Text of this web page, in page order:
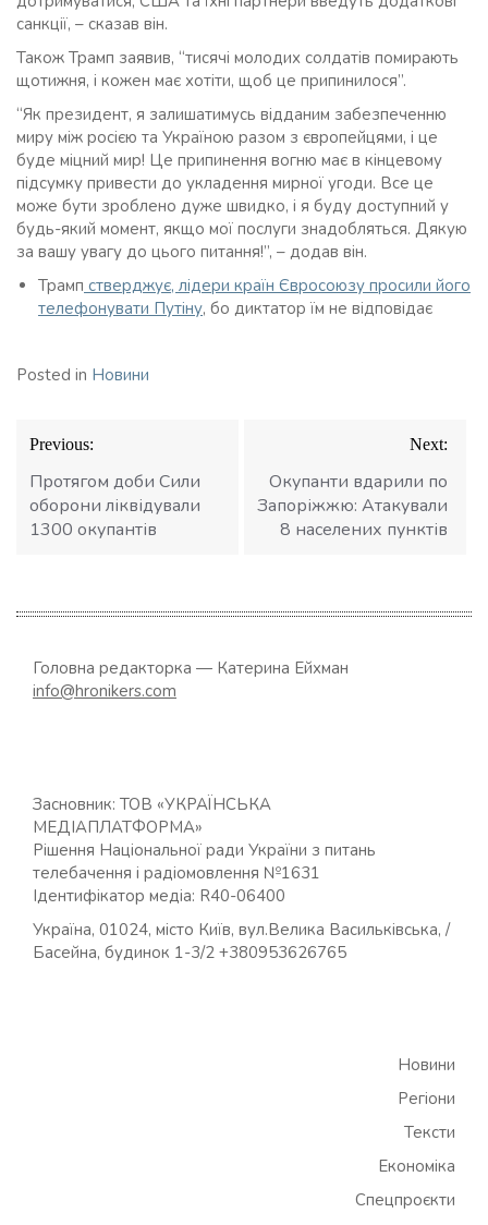
санкції, – сказав він.
Також Трамп заявив, “тисячі молодих солдатів помирають
щотижня, і кожен має хотіти, щоб це припинилося”.
“Як президент, я залишатимусь відданим забезпеченню
миру між росією та Україною разом з європейцями, і це
буде міцний мир! Це припинення вогню має в кінцевому
підсумку привести до укладення мирної угоди. Все це
може бути зроблено дуже швидко, і я буду доступний у
будь-який момент, якщо мої послуги знадобляться. Дякую
за вашу увагу до цього питання!”, – додав він.
Трамп стверджує, лідери країн Євросоюзу просили його
телефонувати Путіну, бо диктатор їм не відповідає
Posted in Новини
Навігація
записів
Previous:
Протягом доби Сили
оборони ліквідували
1300 окупантів
Next:
Окупанти вдарили по
Запоріжжю: Атакували
8 населених пунктів
Головна редакторка — Катерина Ейхман
info@hronikers.com
Засновник: ТОВ «УКРАЇНСЬКА
МЕДІАПЛАТФОРМА»
Рішення Національної ради України з питань
телебачення і радіомовлення №1631
Ідентифікатор медіа: R40-06400
Україна, 01024, місто Київ, вул.Велика Васильківська, /
Басейна, будинок 1-3/2 +380953626765
Новини
Регіони
Тексти
Економіка
Спецпроєкти